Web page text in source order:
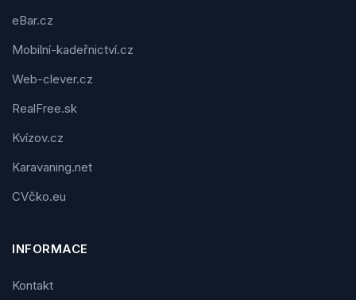
eBar.cz
Mobilní-kadeřnictví.cz
Web-clever.cz
RealFree.sk
Kvízov.cz
Karavaning.net
CVčko.eu
INFORMACE
Kontakt